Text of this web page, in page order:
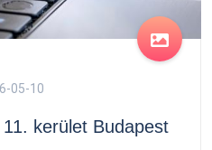
05-10
kerület Budapest